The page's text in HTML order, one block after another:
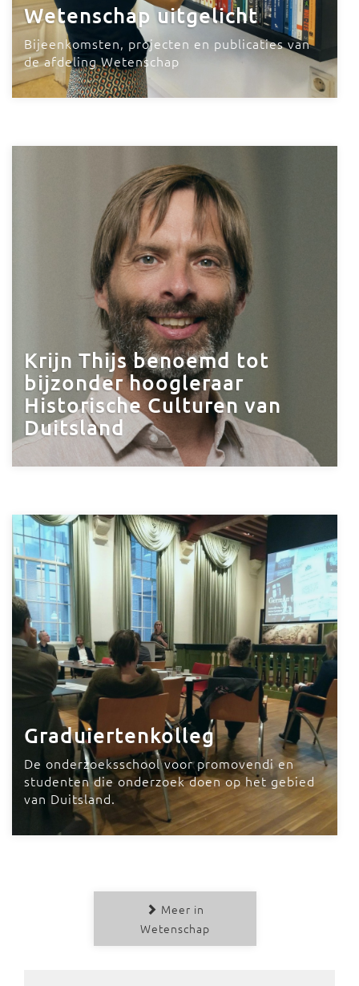
Wetenschap uitgelicht
Bijeenkomsten, projecten en publicaties van
de afdeling Wetenschap
Krijn Thijs benoemd tot
bijzonder hoogleraar
Historische Culturen van
Duitsland
Graduiertenkolleg
De onderzoeksschool voor promovendi en
studenten die onderzoek doen op het gebied
van Duitsland.
Meer in
Wetenschap